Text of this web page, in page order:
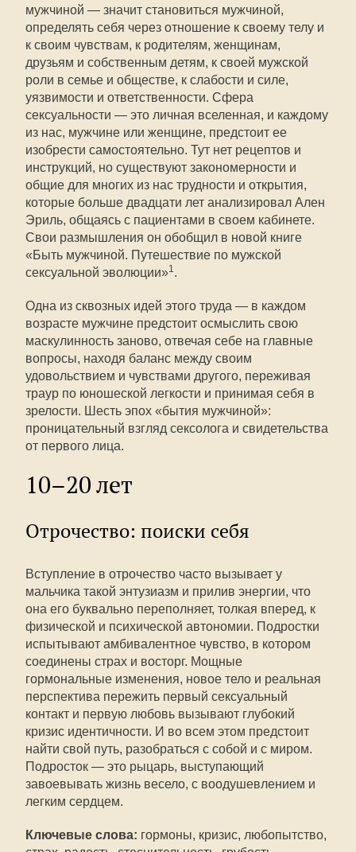
мужчиной — значит становиться мужчиной,
определять себя через отношение к своему телу и
к своим чувствам, к родителям, женщинам,
друзьям и собственным детям, к своей мужской
роли в семье и обществе, к слабости и силе,
уязвимости и ответственности. Сфера
сексуальности — это личная вселенная, и каждому
из нас, мужчине или женщине, предстоит ее
изобрести самостоятельно. Тут нет рецептов и
инструкций, но существуют закономерности и
общие для многих из нас трудности и открытия,
которые больше двадцати лет анализировал Ален
Эриль, общаясь с пациентами в своем кабинете.
Свои размышления он обобщил в новой книге
«Быть мужчиной. Путешествие по мужской
сексуальной эволюции»1.
Одна из сквозных идей этого труда — в каждом
возрасте мужчине предстоит осмыслить свою
маскулинность заново, отвечая себе на главные
вопросы, находя баланс между своим
удовольствием и чувствами другого, переживая
траур по юношеской легкости и принимая себя в
зрелости. Шесть эпох «бытия мужчиной»:
проницательный взгляд сексолога и свидетельства
от первого лица.
10–20 лет
Отрочество: поиски себя
Вступление в отрочество часто вызывает у
мальчика такой энтузиазм и прилив энергии, что
она его буквально переполняет, толкая вперед, к
физической и психической автономии. Подростки
испытывают амбивалентное чувство, в котором
соединены страх и восторг. Мощные
гормональные изменения, новое тело и реальная
перспектива пережить первый сексуальный
контакт и первую любовь вызывают глубокий
кризис идентичности. И во всем этом предстоит
найти свой путь, разобраться с собой и с миром.
Подросток — это рыцарь, выступающий
завоевывать жизнь весело, с воодушевлением и
легким сердцем.
Ключевые слова: гормоны, кризис, любопытство,